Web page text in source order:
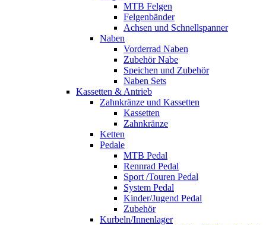
MTB Felgen
Felgenbänder
Achsen und Schnellspanner
Naben
Vorderrad Naben
Zubehör Nabe
Speichen und Zubehör
Naben Sets
Kassetten & Antrieb
Zahnkränze und Kassetten
Kassetten
Zahnkränze
Ketten
Pedale
MTB Pedal
Rennrad Pedal
Sport /Touren Pedal
System Pedal
Kinder/Jugend Pedal
Zubehör
Kurbeln/Innenlager